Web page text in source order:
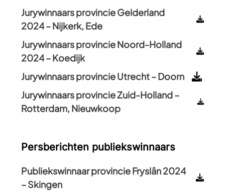
Jurywinnaars provincie Gelderland
2024 – Nijkerk, Ede
Jurywinnaars provincie Noord-Holland
2024 – Koedijk
Jurywinnaars provincie Utrecht – Doorn
Jurywinnaars provincie Zuid-Holland –
Rotterdam, Nieuwkoop
Persberichten publiekswinnaars
Publiekswinnaar provincie Fryslân 2024
– Skingen